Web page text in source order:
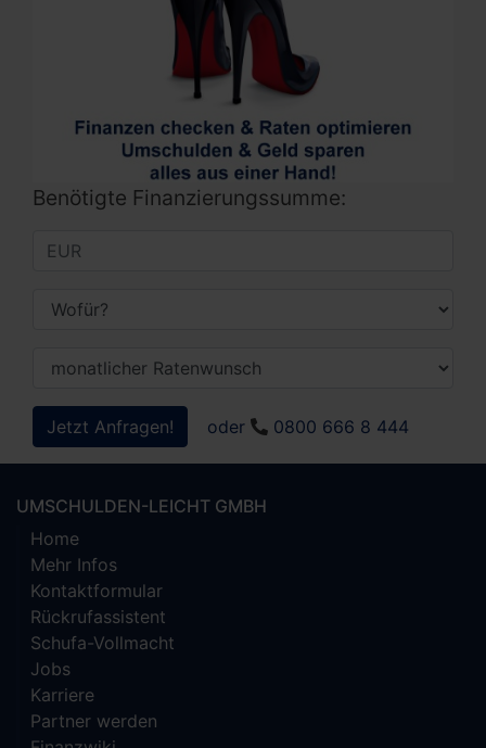
Benötigte Finanzierungssumme:
Jetzt Anfragen! oder 0800 666 8 444
UMSCHULDEN-LEICHT GMBH
Home
Mehr Infos
Kontaktformular
Rückrufassistent
Schufa-Vollmacht
Jobs
Karriere
Partner werden